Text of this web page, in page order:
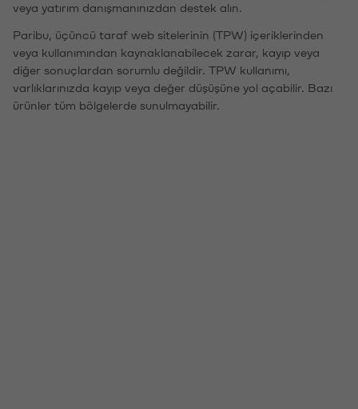
veya yatırım danışmanınızdan destek alın.
Paribu, üçüncü taraf web sitelerinin (TPW) içeriklerinden
veya kullanımından kaynaklanabilecek zarar, kayıp veya
diğer sonuçlardan sorumlu değildir. TPW kullanımı,
varlıklarınızda kayıp veya değer düşüşüne yol açabilir. Bazı
ürünler tüm bölgelerde sunulmayabilir.